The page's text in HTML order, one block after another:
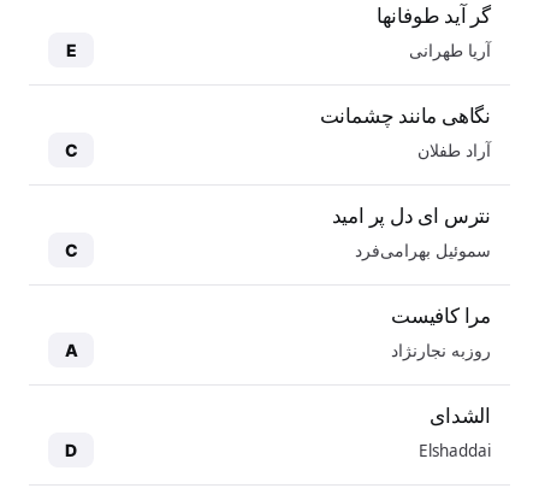
گر آید طوفانها
آریا طهرانی E
نگاهی مانند چشمانت
آراد طفلان C
نترس ای دل پر امید
سموئیل بهرامی‌فرد C
مرا کافیست
روزبه نجارنژاد A
الشدای
Elshaddai
D